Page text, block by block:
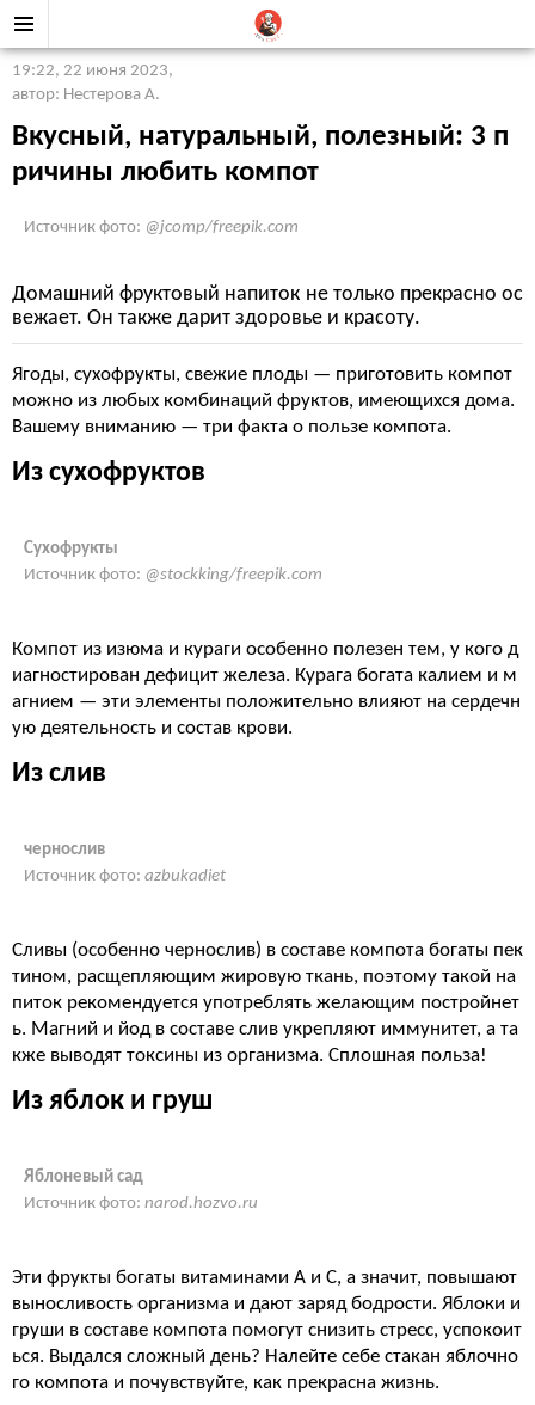
19:22, 22 июня 2023,
автор: Нестерова А.
Вкусный, натуральный, полезный: 3 п
ричины любить компот
Источник фото: @jcomp/freepik.com
Домашний фруктовый напиток не только прекрасно ос
вежает. Он также дарит здоровье и красоту.
Ягоды, сухофрукты, свежие плоды — приготовить компот
можно из любых комбинаций фруктов, имеющихся дома.
Вашему вниманию — три факта о пользе компота.
Из сухофруктов
Сухофрукты
Источник фото: @stockking/freepik.com
Компот из изюма и кураги особенно полезен тем, у кого д
иагностирован дефицит железа. Курага богата калием и м
агнием — эти элементы положительно влияют на сердечн
ую деятельность и состав крови.
Из слив
чернослив
Источник фото: azbukadiet
Сливы (особенно чернослив) в составе компота богаты пек
тином, расщепляющим жировую ткань, поэтому такой на
питок рекомендуется употреблять желающим постройнет
ь. Магний и йод в составе слив укрепляют иммунитет, а та
кже выводят токсины из организма. Сплошная польза!
Из яблок и груш
Яблоневый сад
Источник фото: narod.hozvo.ru
Эти фрукты богаты витаминами А и С, а значит, повышают
выносливость организма и дают заряд бодрости. Яблоки и
груши в составе компота помогут снизить стресс, успокоит
ься. Выдался сложный день? Налейте себе стакан яблочно
го компота и почувствуйте, как прекрасна жизнь.